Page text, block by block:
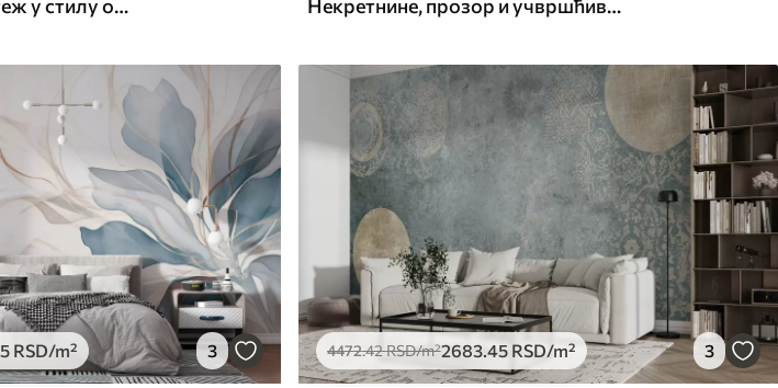
Снежне планине, цртеж у стилу оловке, минимализам, шума, природа Некретнине, прозор и учвршћивање
RSD/m² 3 4472.42RSD/m²2683.45 RSD/m² 3